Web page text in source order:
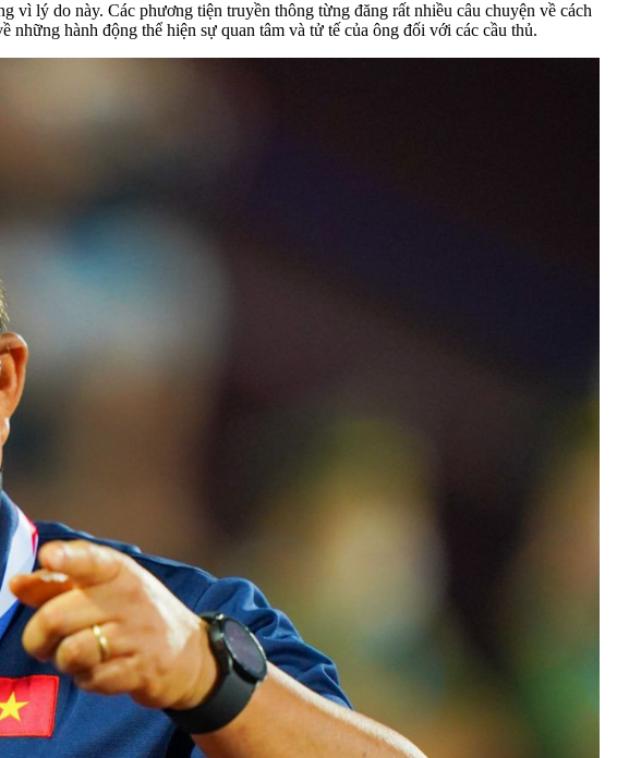
vì lý do này. Các phương tiện truyền thông từng đăng rất nhiều câu chuyện về cách
hành động thể hiện sự quan tâm và tử tế của ông đối với các cầu thủ.